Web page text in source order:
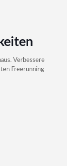
Verbessere
Freerunning